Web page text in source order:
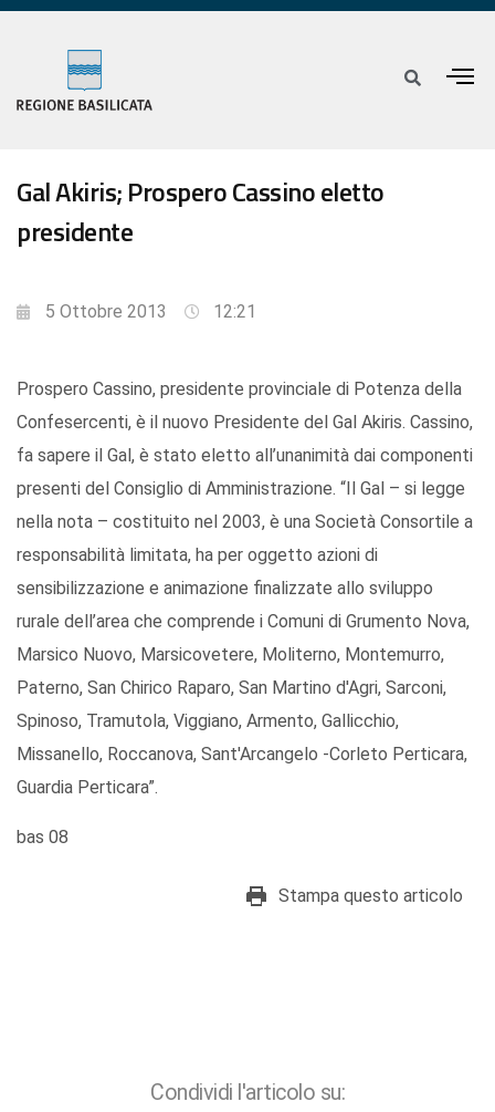
Gal Akiris; Prospero Cassino eletto
presidente
5 Ottobre 2013 12:21
Prospero Cassino, presidente provinciale di Potenza della
Confesercenti, è il nuovo Presidente del Gal Akiris. Cassino,
fa sapere il Gal, è stato eletto all’unanimità dai componenti
presenti del Consiglio di Amministrazione. “Il Gal – si legge
nella nota – costituito nel 2003, è una Società Consortile a
responsabilità limitata, ha per oggetto azioni di
sensibilizzazione e animazione finalizzate allo sviluppo
rurale dell’area che comprende i Comuni di Grumento Nova,
Marsico Nuovo, Marsicovetere, Moliterno, Montemurro,
Paterno, San Chirico Raparo, San Martino d'Agri, Sarconi,
Spinoso, Tramutola, Viggiano, Armento, Gallicchio,
Missanello, Roccanova, Sant'Arcangelo -Corleto Perticara,
Guardia Perticara”.
bas 08
Stampa questo articolo
Condividi l'articolo su: